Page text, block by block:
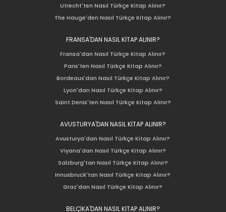
Utrecht'ten Nasıl Türkçe Kitap Alınır?
The Hauge'den Nasıl Türkçe Kitap Alınır?
FRANSA'DAN NASIL KİTAP ALINIR?
Fransa'dan Nasıl Türkçe Kitap Alınır?
Paris'ten Nasıl Türkçe Kitap Alınır?
Bordeaux'dan Nasıl Türkçe Kitap Alınır?
Lyon'dan Nasıl Türkçe Kitap Alınır?
Saint Denis'ten Nasıl Türkçe Kitap Alınır?
AVUSTURYA'DAN NASIL KİTAP ALINIR?
Avusturya'dan Nasıl Türkçe Kitap Alınır?
Viyana'dan Nasıl Türkçe Kitap Alınır?
Salzburg'tan Nasıl Türkçe Kitap Alınır?
Innusbruck'tan Nasıl Türkçe Kitap Alınır?
Graz'dan Nasıl Türkçe Kitap Alınır?
BELÇİKA'DAN NASIL KİTAP ALINIR?